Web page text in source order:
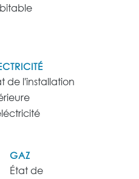
de l'installation
GAZ
État de